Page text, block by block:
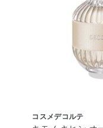
コスメデコルテ